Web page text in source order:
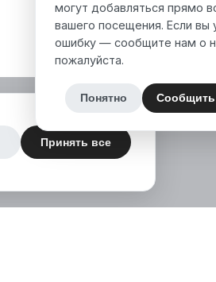
Принять все
могут добавляться прямо
вашего посещения. Если вы
ошибку — сообщите нам о
пожалуйста.
Понятно